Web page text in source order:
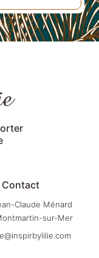
Contact
Claude Ménard
sur-Mer